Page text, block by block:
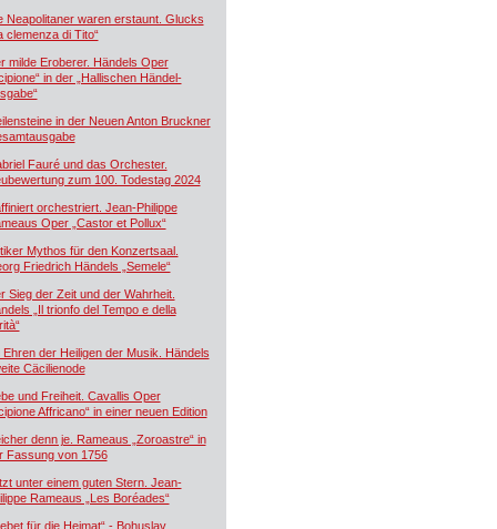
Neapolitaner waren erstaunt. Glucks
clemenza di Tito“
milde Eroberer. Händels Oper
in der „Hallischen Händel-
in der Neuen Anton Bruckner
Fauré und das Orchester.
zum 100. Todestag 2024
orchestriert. Jean-Philippe
Oper „Castor et Pollux“
Mythos für den Konzertsaal.
Friedrich Händels „Semele“
Sieg der Zeit und der Wahrheit.
„Il trionfo del Tempo e della
Ehren der Heiligen der Musik. Händels
Cäcilienode
und Freiheit. Cavallis Oper
Affricano“ in einer neuen Edition
denn je. Rameaus „Zoroastre“ in
Fassung von 1756
unter einem guten Stern. Jean-
Rameaus „Les Boréades“
für die Heimat“ - Bohuslav